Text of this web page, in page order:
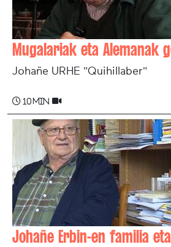
Mugalariak eta Alemanak
Johañe URHE "Quihillaber"
10 min
Johañe Erbin-en familia